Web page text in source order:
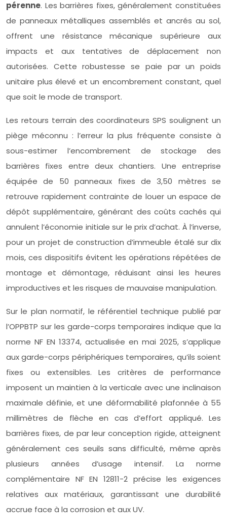
pérenne. Les barrières fixes, généralement constituées
de panneaux métalliques assemblés et ancrés au sol,
offrent une résistance mécanique supérieure aux
impacts et aux tentatives de déplacement non
autorisées. Cette robustesse se paie par un poids
unitaire plus élevé et un encombrement constant, quel
que soit le mode de transport.
Les retours terrain des coordinateurs SPS soulignent un
piège méconnu : l’erreur la plus fréquente consiste à
sous-estimer l’encombrement de stockage des
barrières fixes entre deux chantiers. Une entreprise
équipée de 50 panneaux fixes de 3,50 mètres se
retrouve rapidement contrainte de louer un espace de
dépôt supplémentaire, générant des coûts cachés qui
annulent l’économie initiale sur le prix d’achat. À l’inverse,
pour un projet de construction d’immeuble étalé sur dix
mois, ces dispositifs évitent les opérations répétées de
montage et démontage, réduisant ainsi les heures
improductives et les risques de mauvaise manipulation.
Sur le plan normatif, le référentiel technique publié par
l’OPPBTP sur les garde-corps temporaires indique que la
norme NF EN 13374, actualisée en mai 2025, s’applique
aux garde-corps périphériques temporaires, qu’ils soient
fixes ou extensibles. Les critères de performance
imposent un maintien à la verticale avec une inclinaison
maximale définie, et une déformabilité plafonnée à 55
millimètres de flèche en cas d’effort appliqué. Les
barrières fixes, de par leur conception rigide, atteignent
généralement ces seuils sans difficulté, même après
plusieurs années d’usage intensif. La norme
complémentaire NF EN 12811-2 précise les exigences
relatives aux matériaux, garantissant une durabilité
accrue face à la corrosion et aux UV.